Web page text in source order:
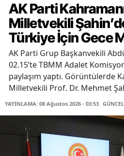
AK Parti
Milletvekili
Türkiye İçin Gece
AK Parti Grup Başkanvekili
02.15’te TBMM Adalet
paylaşım yaptı. Görüntülerde
Milletvekili Prof. Dr. Mehmet
YAYINLAMA: 08 Ağustos 2026 - 03:53